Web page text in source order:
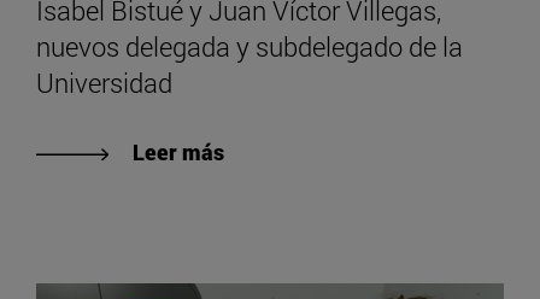
Isabel Bistué y Juan Víctor Villegas,
nuevos delegada y subdelegado de la
Universidad
Leer más